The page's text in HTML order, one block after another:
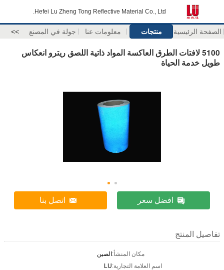
Hefei Lu Zheng Tong Reflective Material Co., Ltd.
الصفحة الرئيسية منتجات معلومات عنا جولة في المصنع >>
5100 لافتات الطرق العاكسة المواد ذاتية اللصق ريترو انعكاس
طويل خدمة الحياة
افضل سعر اتصل بنا
تفاصيل المنتج
مكان المنشأ:الصين
اسم العلامة التجارية:LU